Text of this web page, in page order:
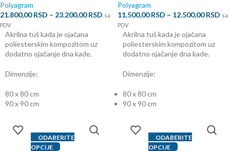
Polyagram
21.800,00RSD – 23.200,00RSD sa
PDV
Akrilna tuš kada je ojačana
poliesterskim kompozitom uz
dodatno ojačanje dna kade.
Dimenzije:
80 x 80 cm
90 x 90 cm
ODABERITE
OPCIJE
Polyagram
11.500,00RSD – 12.500,00RSD sa
PDV
Akrilna tuš kada je ojačana
poliesterskim kompozitom uz
dodatno ojačanje dna kade.
Dimenzije:
80 x 80 cm
90 x 90 cm
ODABERITE
OPCIJE